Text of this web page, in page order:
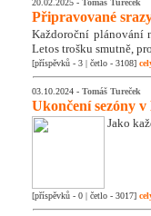
20.02.2025 - Tomáš Tureček
Připravované
Každoroční plánování
Letos trošku smutně,
[příspěvků - 3 | četlo - 3108]
03.10.2024 - Tomáš Tureček
Ukončení sezóny v
Jako
[příspěvků - 0 | četlo - 3017]